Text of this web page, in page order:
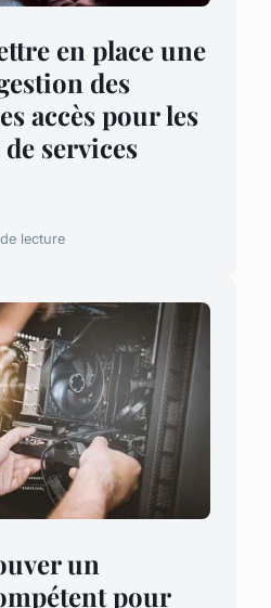
en place une
des
accès pour les
services
lecture
un
pour